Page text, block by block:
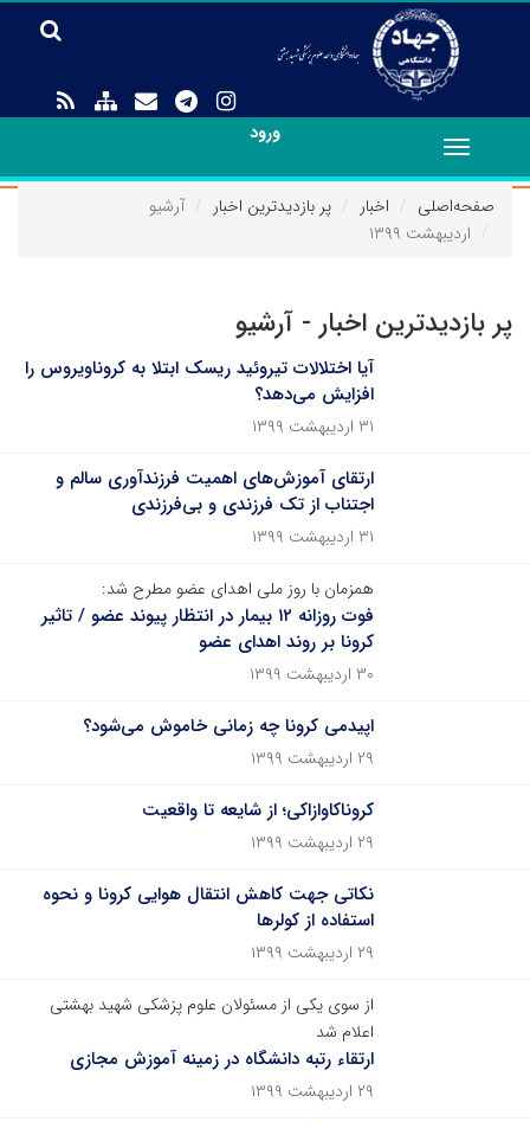
ورود
Toggle
navigation
صفحه‌اصلی
اخبار پر بازدیدترین اخبار
آرشیو
اردیبهشت ۱۳۹۹
پر بازدیدترین اخبار - آرشیو
آیا اختلالات تیروئید ریسک ابتلا به کروناویروس را
افزایش می‌دهد؟
۳۱ اردیبهشت ۱۳۹۹
ارتقای آموزش‌های اهمیت فرزندآوری سالم و
اجتناب از تک فرزندی و بی‌فرزندی
۳۱ اردیبهشت ۱۳۹۹
همزمان با روز ملی اهدای عضو مطرح شد:
فوت روزانه ۱۲ بیمار در انتظار پیوند عضو / تاثیر
کرونا بر روند اهدای عضو
۳۰ اردیبهشت ۱۳۹۹
اپیدمی کرونا چه زمانی خاموش می‌شود؟
۲۹ اردیبهشت ۱۳۹۹
کروناکاوازاکی؛ از شایعه تا واقعیت
۲۹ اردیبهشت ۱۳۹۹
نکاتی جهت کاهش انتقال هوایی کرونا و نحوه
استفاده از کولرها
۲۹ اردیبهشت ۱۳۹۹
از سوی یکی از مسئولان علوم پزشکی شهید بهشتی
اعلام شد
ارتقاء رتبه دانشگاه در زمینه آموزش مجازی
۲۹ اردیبهشت ۱۳۹۹